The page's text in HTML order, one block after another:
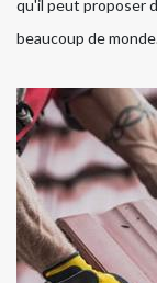
qu'il peut proposer
beaucoup de